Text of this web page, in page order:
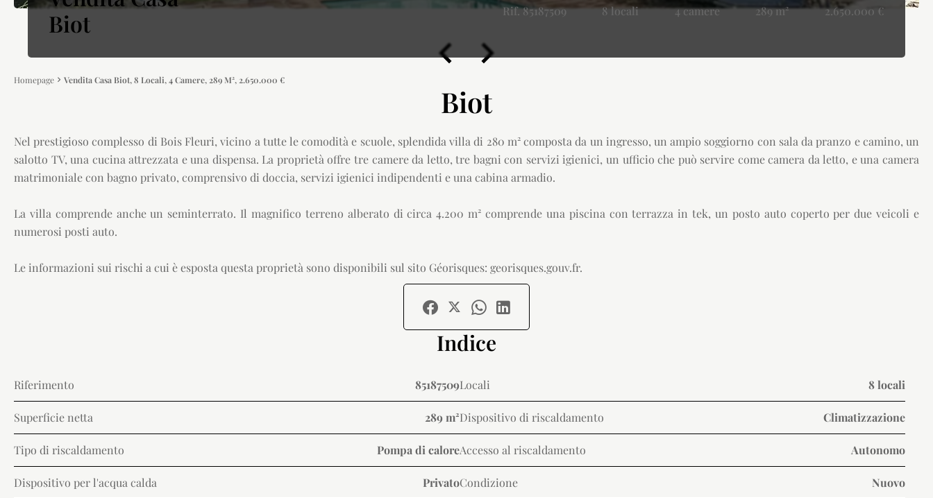
Biot
Rif. 85187509 8 locali 4 camere 289 m² 2.650.000 €
Homepage Vendita Casa Biot, 8 Locali, 4 Camere, 289 M², 2.650.000 €
Biot
Nel prestigioso complesso di Bois Fleuri, vicino a tutte le comodità e scuole, splendida villa di 280 m² composta da un ingresso, un ampio soggiorno con sala da pranzo e camino, un
salotto TV, una cucina attrezzata e una dispensa. La proprietà offre tre camere da letto, tre bagni con servizi igienici, un ufficio che può servire come camera da letto, e una camera
matrimoniale con bagno privato, comprensivo di doccia, servizi igienici indipendenti e una cabina armadio.
La villa comprende anche un seminterrato. Il magnifico terreno alberato di circa 4.200 m² comprende una piscina con terrazza in tek, un posto auto coperto per due veicoli e
numerosi posti auto.
Le informazioni sui rischi a cui è esposta questa proprietà sono disponibili sul sito Géorisques: georisques.gouv.fr.
Indice
Riferimento 85187509Locali 8 locali
Superficie netta 289 m²Dispositivo di riscaldamento Climatizzazione
Tipo di riscaldamento Pompa di caloreAccesso al riscaldamento Autonomo
Dispositivo per l'acqua calda PrivatoCondizione Nuovo